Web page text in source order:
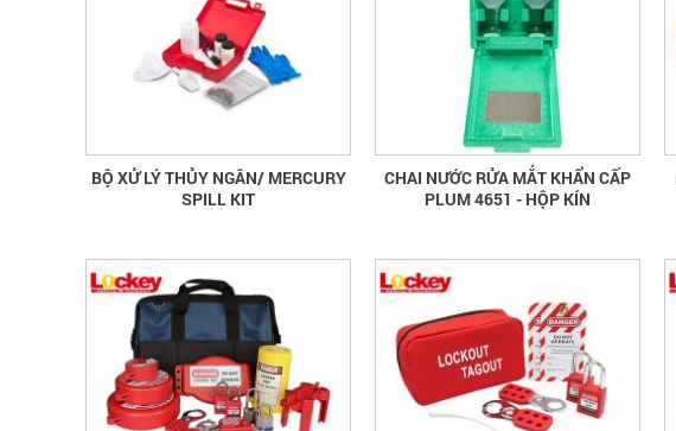
BỘ XỬ LÝ THỦY NGÂN/ MERCURY
SPILL KIT
CHAI NƯỚC RỬA MẮT KHẨN CẤP
PLUM 4651 - HỘP KÍN